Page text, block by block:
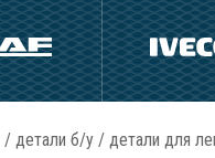
/ детали б/у / детали для